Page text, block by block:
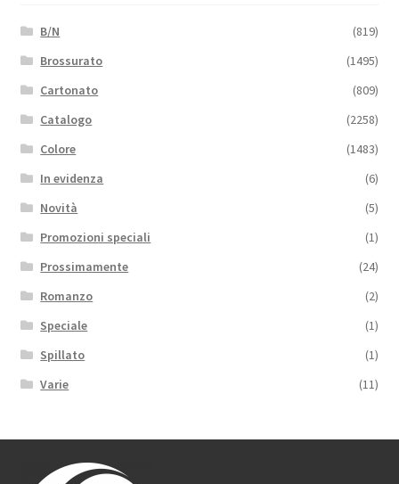
B/N
(819)
Brossurato
(1495)
Cartonato
(809)
Catalogo
(2258)
Colore
(1483)
In evidenza
(6)
Novità
(5)
Promozioni speciali
(1)
Prossimamente
(24)
Romanzo
(2)
Speciale
(1)
Spillato
(1)
Varie
(11)